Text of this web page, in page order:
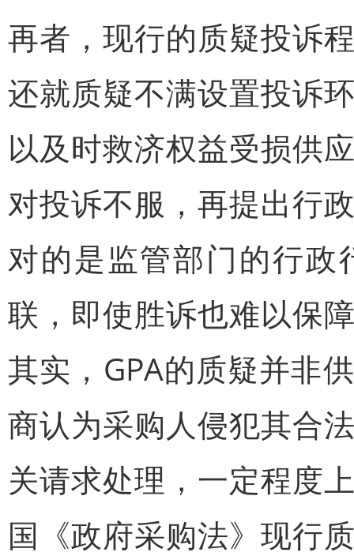
再者，现行的质疑投诉
还就质疑不满设置投诉
以及时救济权益受损供
对投诉不服，再提出行
对的是监管部门的行政
联，即使胜诉也难以保
其实，GPA的质疑并非
商认为采购人侵犯其合
关请求处理，一定程度
国《政府采购法》现行